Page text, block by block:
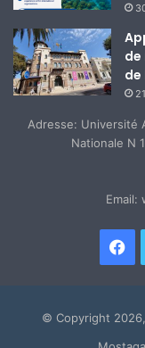
de
de
Adresse: Université
Nationale N
Email:
© Copyright